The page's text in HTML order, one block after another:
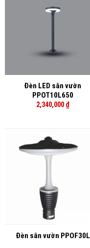
Đèn LED sân vườn
PPOT10L650
2,340,000 ₫
Đèn sân vườn PPOF30L